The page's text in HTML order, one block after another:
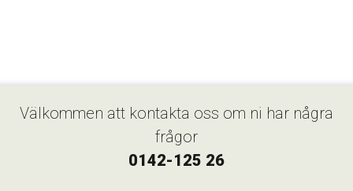
Välkommen att kontakta oss om ni har några
frågor
0142-125 26